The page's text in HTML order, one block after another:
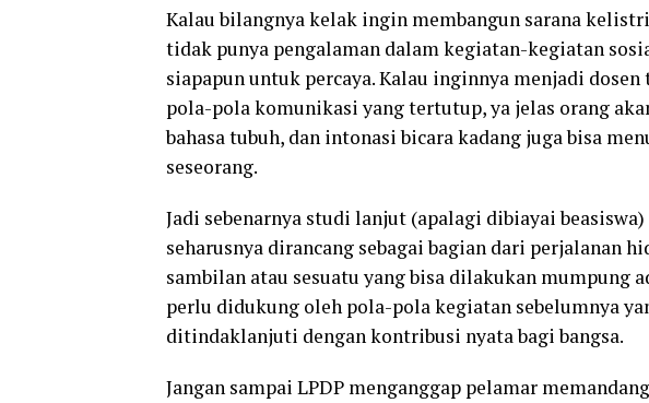
Kalau bilangnya kelak ingin membangun sarana
tidak punya pengalaman dalam kegiatan-kegiatan
siapapun untuk percaya. Kalau inginnya menjadi
pola-pola komunikasi yang tertutup, ya jelas orang
bahasa tubuh, dan intonasi bicara kadang juga bisa
seseorang.
Jadi sebenarnya studi lanjut (apalagi dibiayai
seharusnya dirancang sebagai bagian dari perjalanan
sambilan atau sesuatu yang bisa dilakukan mumpung
perlu didukung oleh pola-pola kegiatan sebelumnya
ditindaklanjuti dengan kontribusi nyata bagi bangsa.
Jangan sampai LPDP menganggap pelamar